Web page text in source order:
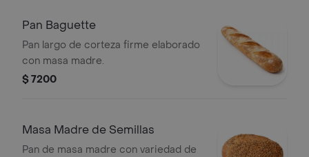
Pan Baguette
Pan largo de corteza firme elaborado
con masa madre.
$ 7200
Masa Madre de Semillas
Pan de masa madre con variedad de